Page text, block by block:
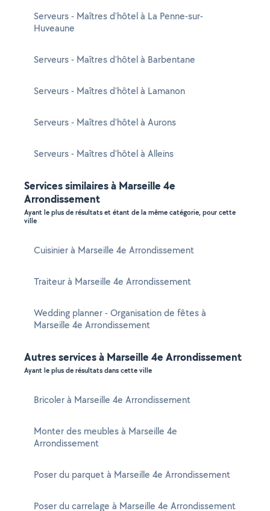
Serveurs - Maîtres d'hôtel à La Penne-sur-
Huveaune
Serveurs - Maîtres d'hôtel à Barbentane
Serveurs - Maîtres d'hôtel à Lamanon
Serveurs - Maîtres d'hôtel à Aurons
Serveurs - Maîtres d'hôtel à Alleins
Services similaires à Marseille 4e
Arrondissement
Ayant le plus de résultats et étant de la même catégorie, pour cette
ville
Cuisinier à Marseille 4e Arrondissement
Traiteur à Marseille 4e Arrondissement
Wedding planner - Organisation de fêtes à
Marseille 4e Arrondissement
Autres services à Marseille 4e Arrondissement
Ayant le plus de résultats dans cette ville
Bricoler à Marseille 4e Arrondissement
Monter des meubles à Marseille 4e
Arrondissement
Poser du parquet à Marseille 4e Arrondissement
Poser du carrelage à Marseille 4e Arrondissement